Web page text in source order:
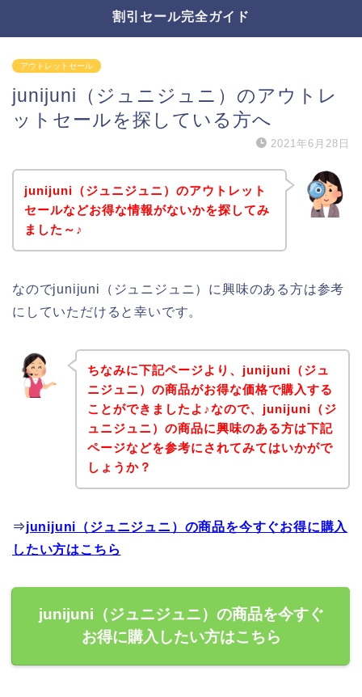
割引セール完全ガイド
アウトレットセール
junijuni（ジュニジュニ）のアウトレ
ットセールを探している方へ
2021年6月28日
junijuni（ジュニジュニ）のアウトレット
セールなどお得な情報がないかを探してみ
ました～♪
なのでjunijuni（ジュニジュニ）に興味のある方は参考
にしていただけると幸いです。
ちなみに下記ページより、junijuni（ジュ
ニジュニ）の商品がお得な価格で購入する
ことができましたよ♪なので、junijuni（ジ
ュニジュニ）の商品に興味のある方は下記
ページなどを参考にされてみてはいかがで
しょうか？
⇒junijuni（ジュニジュニ）の商品を今すぐお得に購入
したい方はこちら
junijuni（ジュニジュニ）の商品を今すぐ
お得に購入したい方はこちら